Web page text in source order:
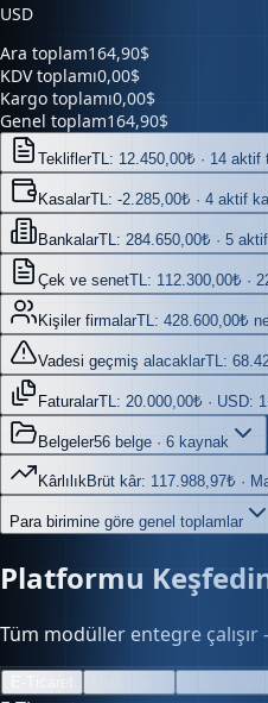
Ara toplam
Kargo toplamı0,00$
Genel toplam164,90$
TekliflerTL: 12.450,00₺ · 14 aktif
KasalarTL: -2.285,00₺ · 4 aktif
Bankalar TL: 284.650,00₺ · 5 aktif
Çek ve senetTL: 112.300,00₺ ·
Kişiler firmalar TL: 428.600,00₺
Vadesi geçmiş alacaklarTL:
FaturalarTL: 20.000,00₺ · USD:
Belgeler56 belge · 6 kaynak
KârlılıkBrüt kâr: 117.988,97₺ ·
Para birimine göre genel toplamlar
Platformu
Tüm modüller entegre çalışır
E-Ticaret Hızlı Satış Bayi &
E-Ticaret